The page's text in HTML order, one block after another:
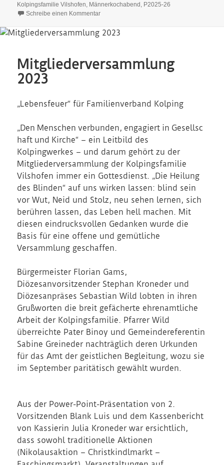
am
Kolpingsfamilie Vilshofen, Männerkochabend , P2025-26
Schreibe einen Kommentarzu Eat the Film – Männerkochabend 2025
Mitgliederversammlung
2023
„Lebensfeuer“ für Familienverband Kolping
„Den Menschen verbunden, engagiert in Gesellsc
haft und Kirche“ – ein Leitbild des
Kolpingwerkes – und darum gehört zu der
Mitgliederversammlung der Kolpingsfamilie
Vilshofen immer ein Gottesdienst. „Die Heilung
des Blinden“ auf uns wirken lassen: blind sein
vor Wut, Neid und Stolz, neu sehen lernen, sich
berühren lassen, das Leben hell machen. Mit
diesen eindrucksvollen Gedanken wurde die
Basis für eine offene und gemütliche
Versammlung geschaffen.
Bürgermeister Florian Gams,
Diözesanvorsitzender Stephan Kroneder und
Diözesanpräses Sebastian Wild lobten in ihren
Grußworten die breit gefächerte ehrenamtliche
Arbeit der Kolpingsfamilie. Pfarrer Wild
überreichte Pater Binoy und Gemeindereferentin
Sabine Greineder nachträglich deren Urkunden
für das Amt der geistlichen Begleitung, wozu sie
im September paritätisch gewählt wurden.
Aus der Power-Point-Präsentation von 2.
Vorsitzenden Blank Luis und dem Kassenbericht
von Kassierin Julia Kroneder war ersichtlich,
dass sowohl traditionelle Aktionen
(Nikolausaktion – Christkindlmarkt –